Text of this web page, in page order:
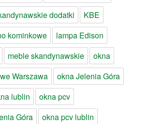
dodatki
KBE
kominkowe
lampa Edison
meble skandynawskie
okna
Warszawa
okna Jelenia Góra
lublin
okna pcv
Góra
okna pcv lublin